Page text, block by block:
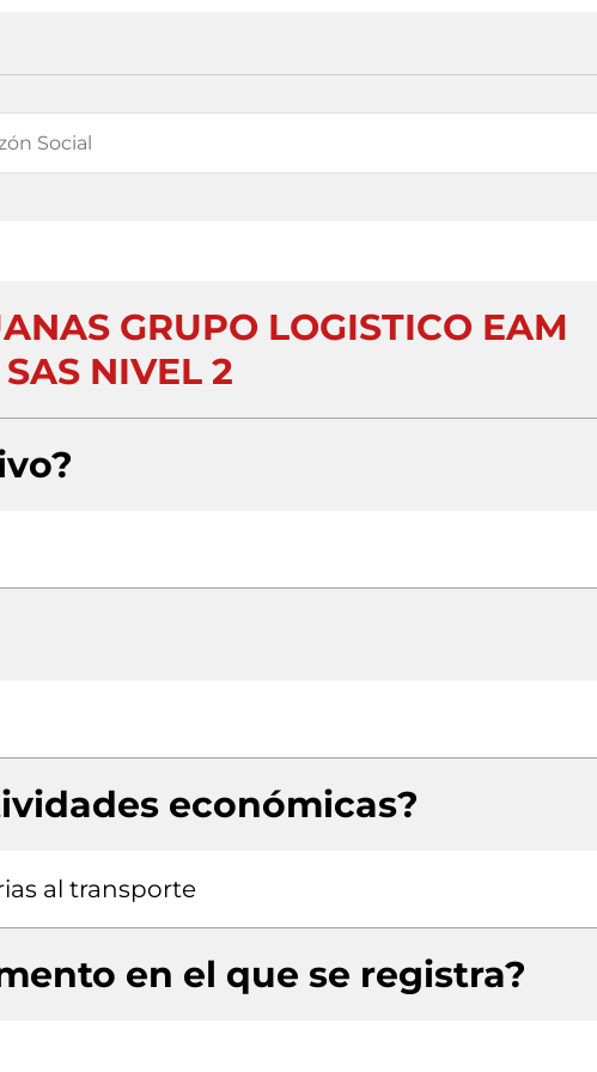
GRUPO LOGISTICO EAM
SAS NIVEL 2
económicas?
al transporte
en el que se registra?